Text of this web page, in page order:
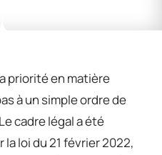
priorité en matière
à un simple ordre de
cadre légal a été
loi du 21 février 2022,